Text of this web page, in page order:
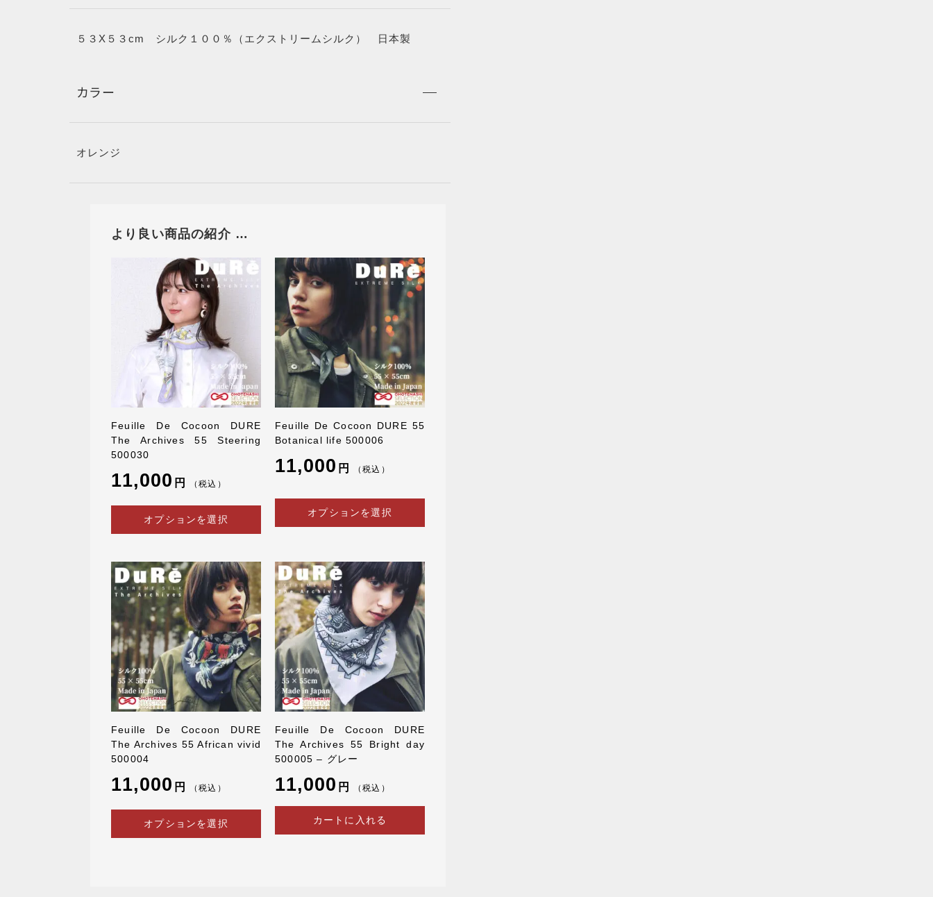
SHOPPING
５３X５３cm シルク１００％（エクストリームシルク） 日本製
カラー
オレンジ
より良い商品の紹介 …
Feuille De Cocoon DURE
The Archives 55 Steering
500030
11,000 円 （税込）
オプションを選択
Feuille De Cocoon DURE 55
Botanical life 500006
11,000 円 （税込）
オプションを選択
Feuille De Cocoon DURE
The Archives 55 African vivid
500004
11,000 円 （税込）
オプションを選択
Feuille De Cocoon DURE
The Archives 55 Bright day
500005 – グレー
11,000 円 （税込）
カートに入れる